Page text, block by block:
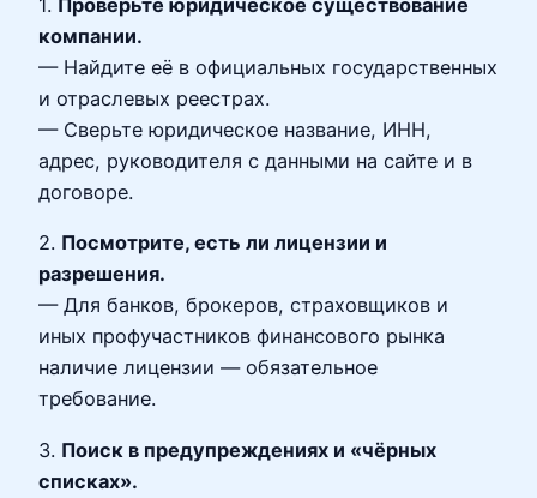
1. Проверьте юридическое существование
компании.
— Найдите её в официальных государственных
и отраслевых реестрах.
— Сверьте юридическое название, ИНН,
адрес, руководителя с данными на сайте и в
договоре.
2. Посмотрите, есть ли лицензии и
разрешения.
— Для банков, брокеров, страховщиков и
иных профучастников финансового рынка
наличие лицензии — обязательное
требование.
3. Поиск в предупреждениях и «чёрных
списках».